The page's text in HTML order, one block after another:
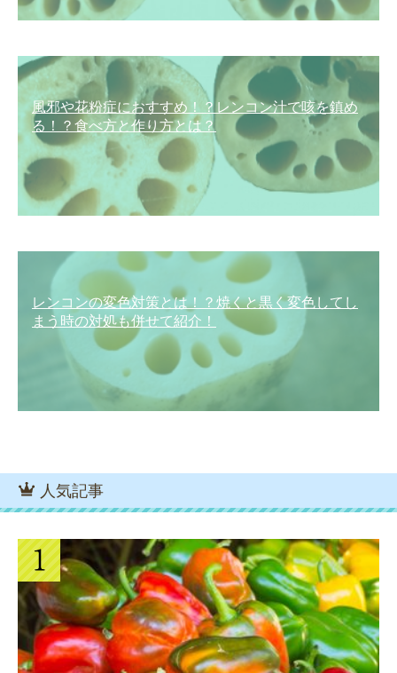
風邪や花粉症におすすめ！？レンコン汁で咳を鎮め
る！？食べ方と作り方とは？
レンコンの変色対策とは！？焼くと黒く変色してし
まう時の対処も併せて紹介！
人気記事